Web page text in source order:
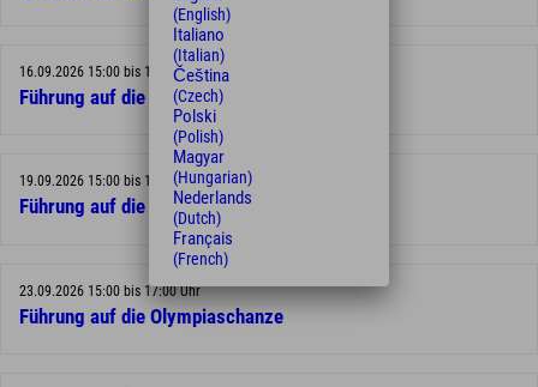
16.09.2026 15:00 bis 17:00 Uhr
Führung auf die Olympiaschanze
19.09.2026 15:00 bis 17:00 Uhr
Führung auf die Olympiaschanze
23.09.2026 15:00 bis 17:00 Uhr
Führung auf die Olympiaschanze
(English)
Italiano
(Italian)
Čeština
(Czech)
Polski
(Polish)
Magyar
(Hungarian)
Nederlands
(Dutch)
Français
(French)